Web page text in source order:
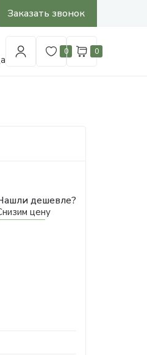
Заказать звонок
0 0
дешевле?
цену